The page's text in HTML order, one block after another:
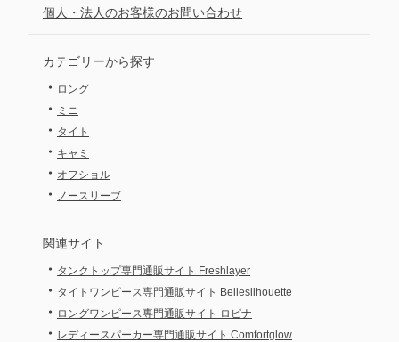
個人・法人のお客様のお問い合わせ
カテゴリーから探す
・ ロング
・ ミニ
・ タイト
・ キャミ
・ オフショル
・ ノースリーブ
関連サイト
・ タンクトップ専門通販サイト Freshlayer
・ タイトワンピース専門通販サイト Bellesilhouette
・ ロングワンピース専門通販サイト ロピナ
・ レディースパーカー専門通販サイト Comfortglow